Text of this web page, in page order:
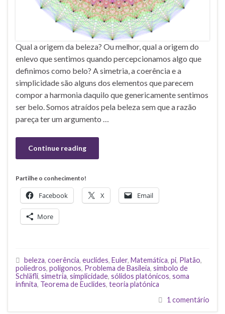
Qual a origem da beleza? Ou melhor, qual a origem do
enlevo que sentimos quando percepcionamos algo que
definimos como belo? A simetria, a coerência e a
simplicidade são alguns dos elementos que parecem
compor a harmonia daquilo que genericamente sentimos
ser belo. Somos atraídos pela beleza sem que a razão
pareça ter um argumento …
Continue reading
Partilhe o conhecimento!
Facebook X Email
More
beleza, coerência, euclides, Euler, Matemática, pi, Platão,
poliedros, polígonos, Problema de Basileia, símbolo de
Schläfli, simetria, simplicidade, sólidos platónicos, soma
infinita, Teorema de Euclides, teoria platónica
1 comentário